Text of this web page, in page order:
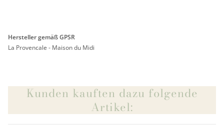
Hersteller gemäß GPSR
La Provencale - Maison du Midi
Kunden kauften dazu folgende
Artikel: